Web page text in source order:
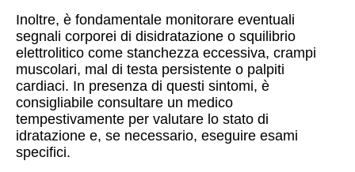
Inoltre, è fondamentale monitorare eventuali
segnali corporei di disidratazione o squilibrio
elettrolitico come stanchezza eccessiva, crampi
muscolari, mal di testa persistente o palpiti
cardiaci. In presenza di questi sintomi, è
consigliabile consultare un medico
tempestivamente per valutare lo stato di
idratazione e, se necessario, eseguire esami
specifici.